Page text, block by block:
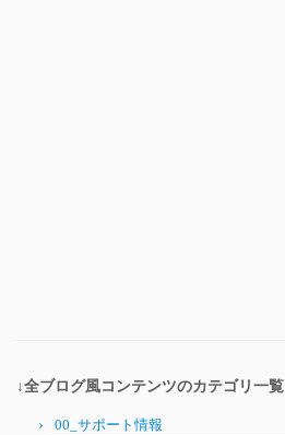
↓全ブログ風コンテンツのカテゴリ一覧
00_サポート情報